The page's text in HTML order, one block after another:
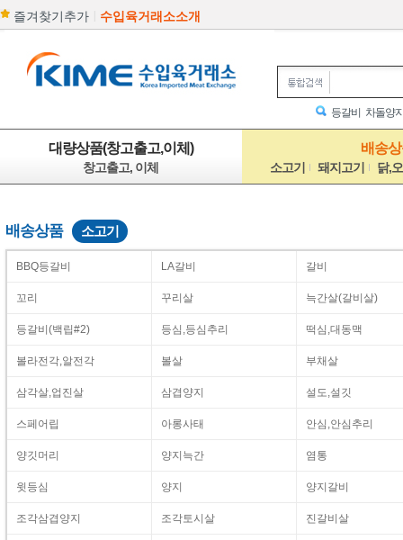
즐겨찾기추가 수입육거래소소개
등갈비 차돌양
대량상품(창고출고,이체)
창고출고, 이체
배송
소고기 돼지고기 닭,
배송상품 소고기
BBQ등갈비 LA갈비 갈비
꼬리 꾸리살 늑간살(갈비살)
등갈비(백립#2) 등심,등심추리 떡심,대동맥
볼라전각,알전각 볼살 부채살
삼각살,업진살 삼겹양지 설도,설깃
스페어립 아롱사태 안심,안심추리
양깃머리 양지늑간 염통
윗등심 양지 양지갈비
조각삼겹양지 조각토시살 진갈비살